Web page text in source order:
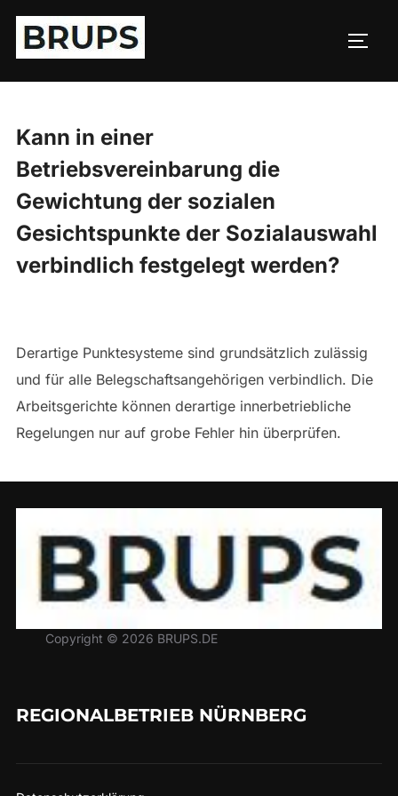
Zum
Inhalt
springen
Kann in einer
Betriebsvereinbarung die
Gewichtung der sozialen
Gesichtspunkte der Sozialauswahl
verbindlich festgelegt werden?
Derartige Punktesysteme sind grundsätzlich zulässig
und für alle Belegschaftsangehörigen verbindlich. Die
Arbeitsgerichte können derartige innerbetriebliche
Regelungen nur auf grobe Fehler hin überprüfen.
Copyright © 2026 BRUPS.DE
REGIONALBETRIEB NÜRNBERG